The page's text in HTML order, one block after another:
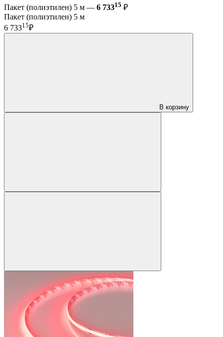
Пакет (полиэтилен) 5 м — 6 73315 ₽
Пакет (полиэтилен) 5 м
6 73315₽
В корзину